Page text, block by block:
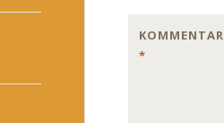
KOMMENTAR
*